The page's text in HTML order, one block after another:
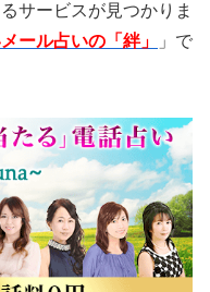
サービスが見つかりま
ール占いの「絆」
」で